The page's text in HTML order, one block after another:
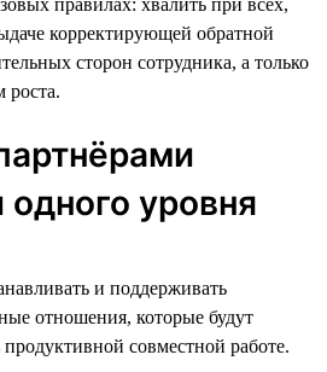
корректирующей обратной
сторон сотрудника, а только
роста.
уровня
и поддерживать
отношения, которые будут
продуктивной совместной работе.